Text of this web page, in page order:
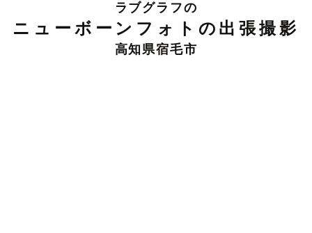
ラブグラフの
ニューボーンフォトの出張撮影
高知県宿毛市